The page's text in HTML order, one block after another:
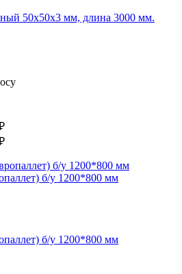
50х50х3 мм, длина 3000 мм.
б/у 1200*800 мм
б/у 1200*800 мм